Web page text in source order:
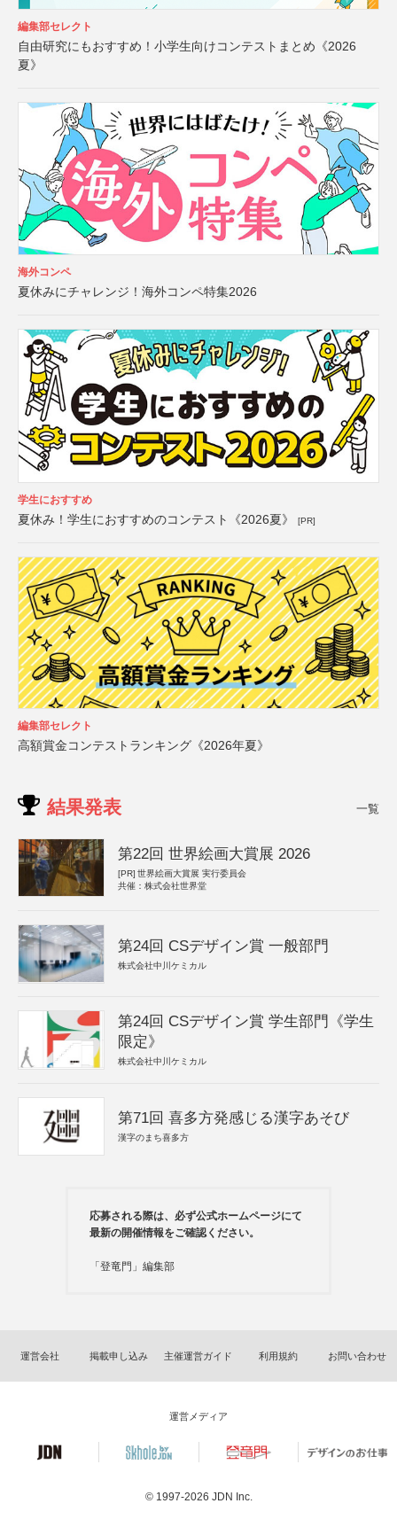
編集部セレクト
自由研究にもおすすめ！小学生向けコンテストまとめ《2026
夏》
海外コンペ
夏休みにチャレンジ！海外コンペ特集2026
学生におすすめ
夏休み！学生におすすめのコンテスト《2026夏》 [PR]
編集部セレクト
高額賞金コンテストランキング《2026年夏》
結果発表 一覧
第22回 世界絵画大賞展 2026
[PR] 世界絵画大賞展 実行委員会
共催：株式会社世界堂
第24回 CSデザイン賞 一般部門
株式会社中川ケミカル
第24回 CSデザイン賞 学生部門《学生
限定》
株式会社中川ケミカル
第71回 喜多方発感じる漢字あそび
漢字のまち喜多方
応募される際は、必ず公式ホームページにて
最新の開催情報をご確認ください。
「登竜門」編集部
運営会社 掲載申し込み 主催運営ガイド 利用規約 お問い合わせ
運営メディア
© 1997-2026 JDN Inc.